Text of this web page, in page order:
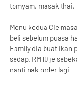
tomyam, masak thai,
Menu kedua Cie
beli sebelum puasa
Family dia buat ikan
sedap. RM10 je
nanti nak order lagi.